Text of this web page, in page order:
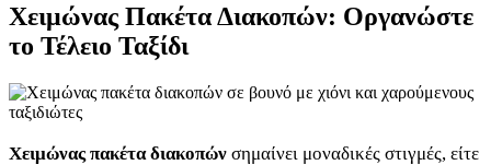
Χειμώνας Πακέτα Διακοπών: Οργανώστε
το Τέλειο Ταξίδι
Χειμώνας πακέτα διακοπών σημαίνει μοναδικές στιγμές, είτε